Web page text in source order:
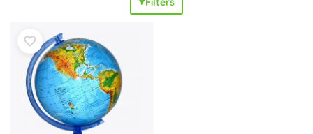
diameters (van 15 tot 30 cm), een metalen meridiaan en
een houten of kunststof voet. Dankzij de
cartografie
en de
wereldkaart gemakkelijk leesbaar. De globe is een
didactisch hulpmiddelvoor school én thuisstudie
aardrijkskunde – het ondersteunt kaartoriëntatie en
verduidelijkt evenaar, meridianen, parallellen en tijdzones.
Hij past perfect in de kinderkamer, klas of studeerkamer
en is eengeweldig cadeau